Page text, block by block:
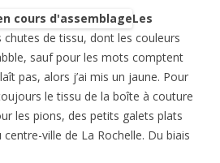
Les
chutes de tissu, dont les couleurs
sauf pour les mots comptent
pas, alors j’ai mis un jaune. Pour
le tissu de la boîte à couture
les pions, des petits galets plats
ville de La Rochelle. Du biais